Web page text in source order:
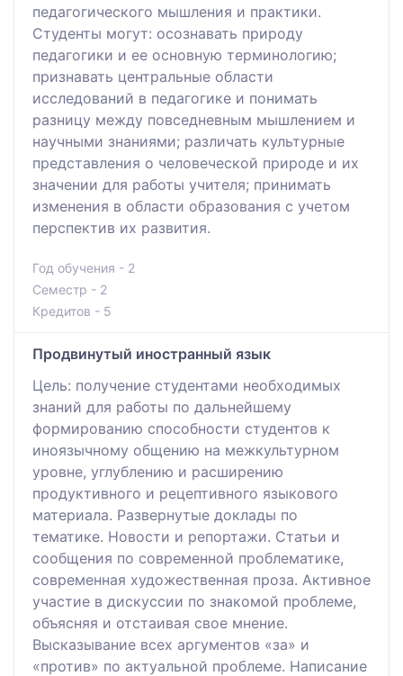
педагогического мышления и практики.
Студенты могут: осознавать природу
педагогики и ее основную терминологию;
признавать центральные области
исследований в педагогике и понимать
разницу между повседневным мышлением и
научными знаниями; различать культурные
представления о человеческой природе и их
значении для работы учителя; принимать
изменения в области образования с учетом
перспектив их развития.
Год обучения - 2
Семестр - 2
Кредитов - 5
Продвинутый иностранный язык
Цель: получение студентами необходимых
знаний для работы по дальнейшему
формированию способности студентов к
иноязычному общению на межкультурном
уровне, углублению и расширению
продуктивного и рецептивного языкового
материала. Развернутые доклады по
тематике. Новости и репортажи. Статьи и
сообщения по современной проблематике,
современная художественная проза. Активное
участие в дискуссии по знакомой проблеме,
объясняя и отстаивая свое мнение.
Высказывание всех аргументов «за» и
«против» по актуальной проблеме. Написание